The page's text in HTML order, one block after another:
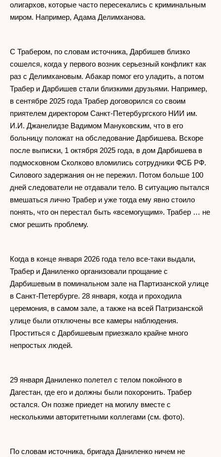
олигархов, которые часто пересекались с криминальным
миром. Например, Адама Делимханова.
С Трабером, по словам источника, Дарбишев близко
сошелся, когда у первого возник серьезный конфликт как
раз с Делимхановым. Абакар помог его уладить, а потом
Трабер и Дарбишев стали близкими друзьями. Например,
в сентябре 2025 года Трабер договорился со своим
приятелем директором Санкт-Петербургского НИИ им.
И.И. Джанелидзе Вадимом Мануковским, что в его
больницу положат на обследование Дарбишева. Вскоре
после выписки, 1 октября 2025 года, в дом Дарбишева в
подмосковном Сколково вломились сотрудники ФСБ РФ.
Силового задержания он не пережил. Потом больше 100
дней следователи не отдавали тело. В ситуацию пытался
вмешаться лично Трабер и уже тогда ему явно стоило
понять, что он перестал быть «всемогущим». Трабер … не
смог решить проблему.
Когда в конце января 2026 года тело все-таки выдали,
Трабер и Даниленко организовали прощание с
Дарбишевым в поминальном зале на Партизанской улице
в Санкт-Петербурге. 28 января, когда и проходила
церемония, в самом зале, а также на всей Патризанской
улице были отключены все камеры наблюдения.
Проститься с Дарбишевым приезжало крайне много
непростых людей.
29 января Даниленко полетел с телом покойного в
Дагестан, где его и должны были похоронить. Трабер
остался. Он позже приедет на могилу вместе с
несколькими авторитетными коллегами (см. фото).
По словам источника, бригада Даниленко ничем не